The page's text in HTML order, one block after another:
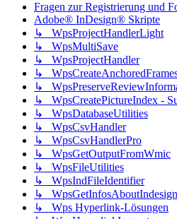
Fragen zur Registrierung und
Adobe® InDesign® Skripte
↳ WpsProjectHandlerLight
↳ WpsMultiSave
↳ WpsProjectHandler
↳
↳
↳ WpsCreatePictureIndex -
↳ WpsDatabaseUtilities
↳ WpsCsvHandler
↳ WpsCsvHandlerPro
↳ WpsGetOutputFromWmic
↳ WpsFileUtilities
↳ WpsIndFileIdentifier
↳
↳ Wps Hyperlink-Lösungen